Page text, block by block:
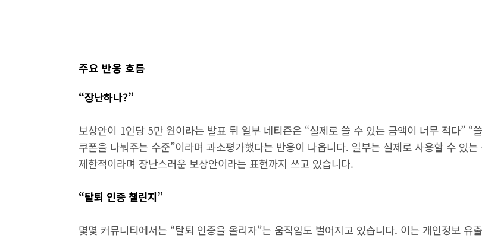
주요 반응 흐름
“장난하나?”
보상안이 1인당 5만 원이라는 발표 뒤 일부 네티즌은 “실제로 쓸 수 있는 금액이 너무 적다” “
쿠폰을 나눠주는 수준”이라며 과소평가했다는 반응이 나옵니다. 일부는 실제로 사용할 수 있는
제한적이라며 장난스러운 보상안이라는 표현까지 쓰고 있습니다.
“탈퇴 인증 챌린지”
몇몇 커뮤니티에서는 “탈퇴 인증을 올리자”는 움직임도 벌어지고 있습니다. 이는 개인정보 유